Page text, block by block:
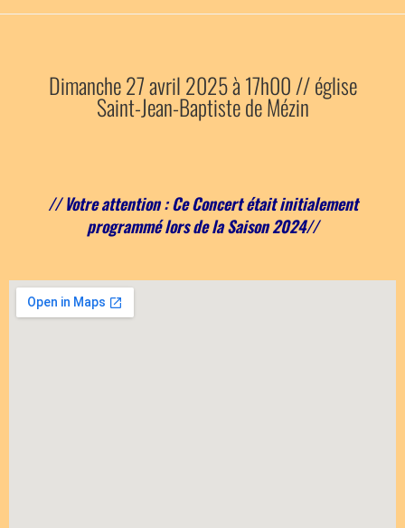
Dimanche 27 avril 2025 à 17h00 // église
Saint-Jean-Baptiste de Mézin
// Votre attention : Ce Concert était initialement
programmé lors de la Saison 2024//